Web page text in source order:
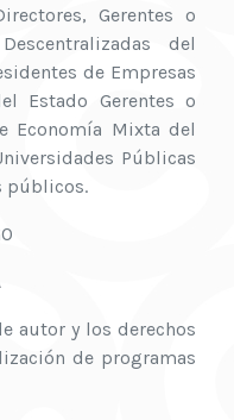
Gerentes o
del
de Empresas
Estado Gerentes o
Economía Mixta del
Públicas
públicos.
autor y los derechos
de programas